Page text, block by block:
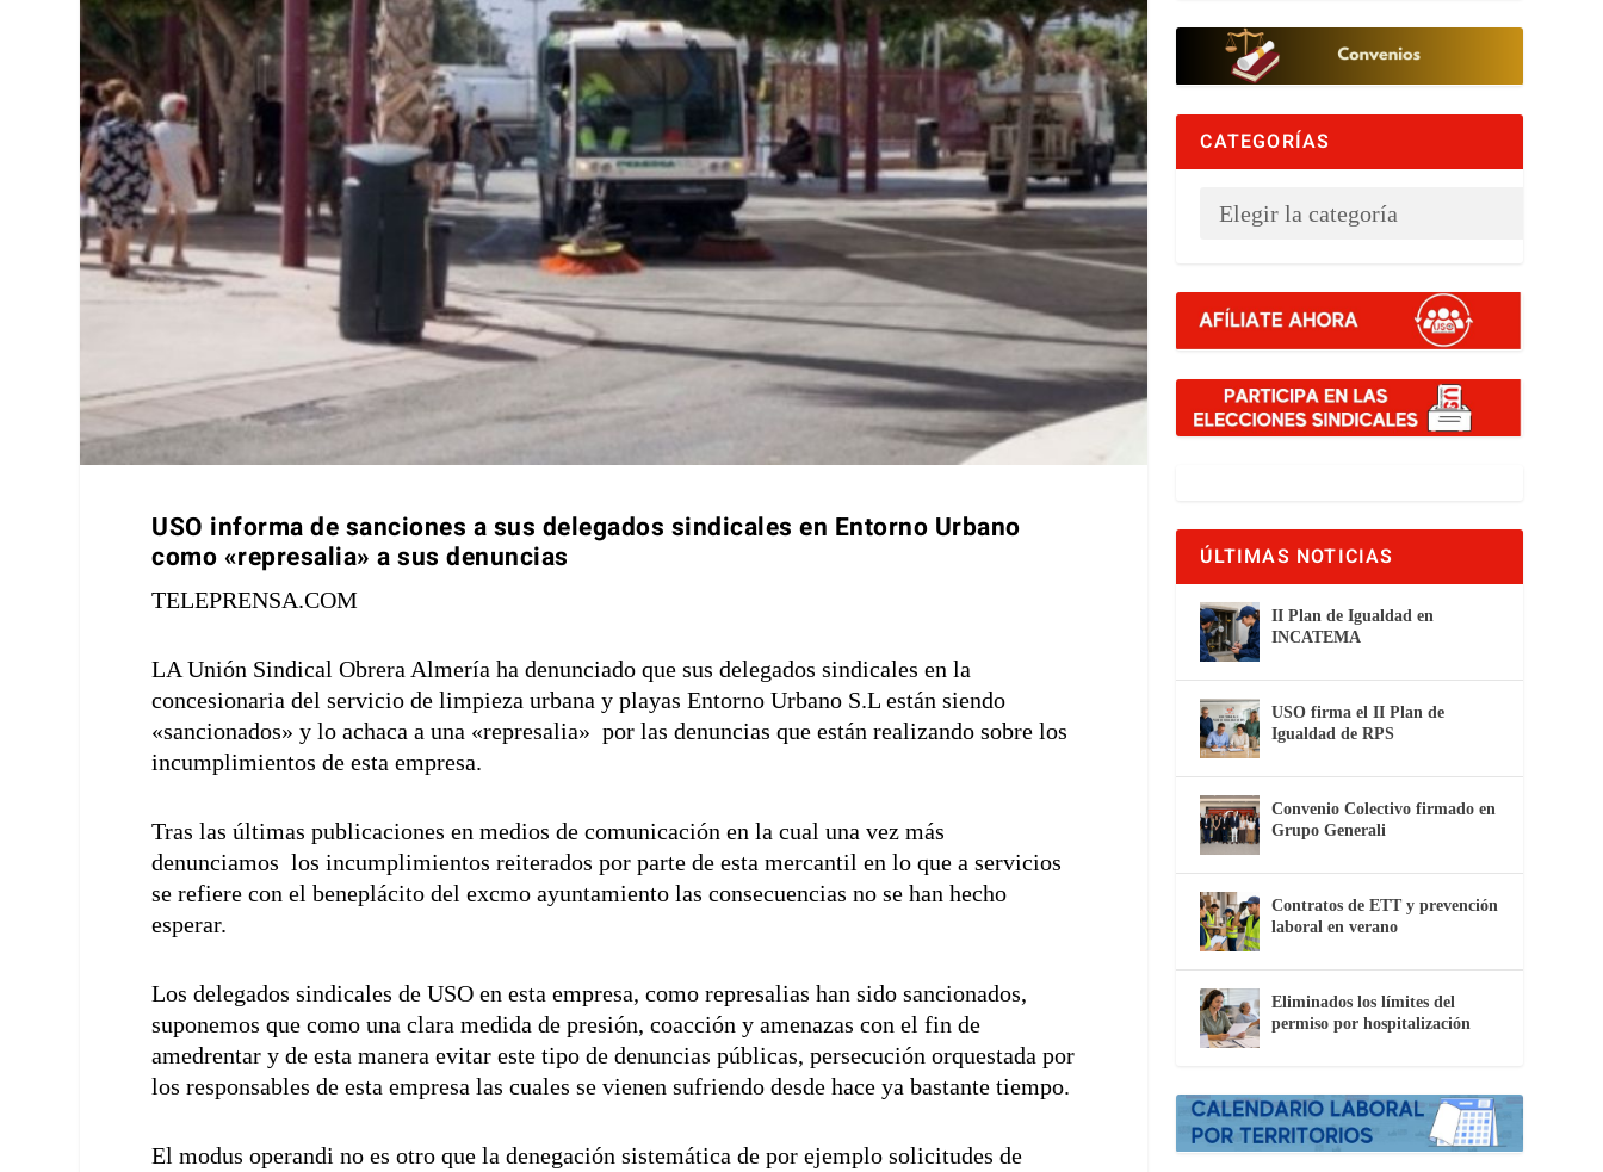
USO informa de sanciones a sus delegados sindicales en Entorno Urbano
como «represalia» a sus denuncias
TELEPRENSA.COM
LA Unión Sindical Obrera Almería ha denunciado que sus delegados sindicales en la
concesionaria del servicio de limpieza urbana y playas Entorno Urbano S.L están siendo
«sancionados» y lo achaca a una «represalia» por las denuncias que están realizando sobre los
incumplimientos de esta empresa.
Tras las últimas publicaciones en medios de comunicación en la cual una vez más
denunciamos los incumplimientos reiterados por parte de esta mercantil en lo que a servicios
se refiere con el beneplácito del excmo ayuntamiento las consecuencias no se han hecho
esperar.
Los delegados sindicales de USO en esta empresa, como represalias han sido sancionados,
suponemos que como una clara medida de presión, coacción y amenazas con el fin de
amedrentar y de esta manera evitar este tipo de denuncias públicas, persecución orquestada por
los responsables de esta empresa las cuales se vienen sufriendo desde hace ya bastante tiempo.
El modus operandi no es otro que la denegación sistemática de por ejemplo solicitudes de
CATEGORÍAS
ÚLTIMAS NOTICIAS
II Plan de Igualdad en
INCATEMA
USO firma el II Plan de
Igualdad de RPS
Convenio Colectivo firmado en
Grupo Generali
Contratos de ETT y prevención
laboral en verano
Eliminados los límites del
permiso por hospitalización